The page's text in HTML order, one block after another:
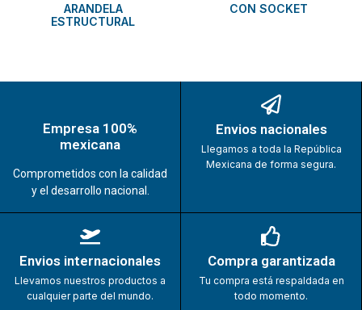
ARANDELA
ESTRUCTURAL
CON SOCKET
Empresa 100%
mexicana
Comprometidos con la calidad
y el desarrollo nacional.
Envios nacionales
Llegamos a toda la República
Mexicana de forma segura.
Envios internacionales
Llevamos nuestros productos a
cualquier parte del mundo.
Compra garantizada
Tu compra está respaldada en
todo momento.